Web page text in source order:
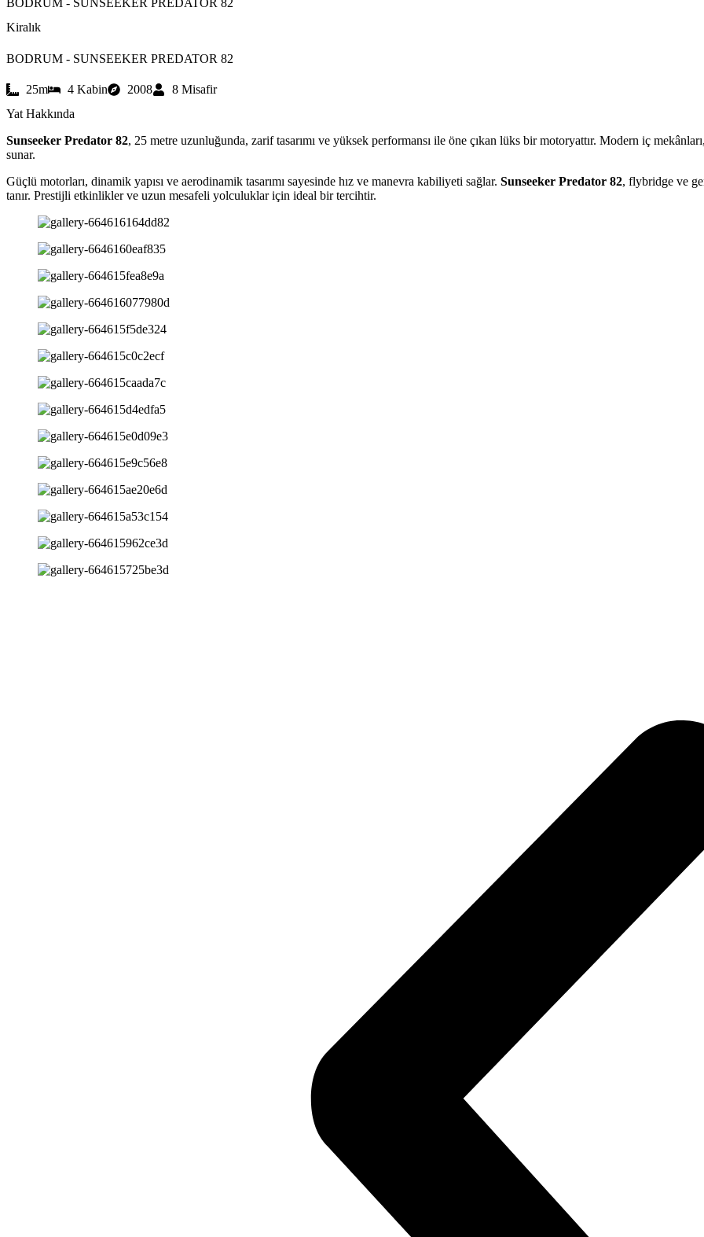
BODRUM - SUNSEEKER PREDATOR 82
Kiralık
BODRUM - SUNSEEKER PREDATOR 82
25m 4 Kabin 2008
8 Misafir
Yat Hakkında
Sunseeker Predator 82, 25 metre uzunluğunda, zarif tasarımı ve yüksek performansı ile öne çıkan lüks bir motoryattır. Modern iç
sunar.
Güçlü motorları, dinamik yapısı ve aerodinamik tasarımı sayesinde hız ve manevra kabiliyeti sağlar. Sunseeker Predator 82, flybridge ve
tanır. Prestijli etkinlikler ve uzun mesafeli yolculuklar için ideal bir tercihtir.